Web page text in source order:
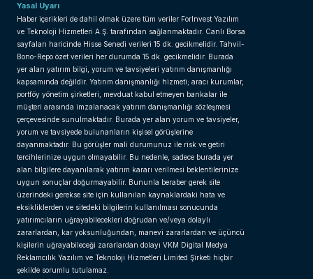
Yasal Uyarı
Haber içerikleri de dahil olmak üzere tüm veriler ForInvest Yazılım
ve Teknoloji Hizmetleri A.Ş. tarafından sağlanmaktadır. Canlı Borsa
sayfaları haricinde Hisse Senedi verileri 15 dk. gecikmelidir. Tahvil-
Bono-Repo özet verileri her durumda 15 dk. gecikmelidir. Burada
yer alan yatırım bilgi, yorum ve tavsiyeleri yatırım danışmanlığı
kapsamında değildir. Yatırım danışmanlığı hizmeti; aracı kurumlar,
portföy yönetim şirketleri, mevduat kabul etmeyen bankalar ile
müşteri arasında imzalanacak yatırım danışmanlığı sözleşmesi
çerçevesinde sunulmaktadır. Burada yer alan yorum ve tavsiyeler,
yorum ve tavsiyede bulunanların kişisel görüşlerine
dayanmaktadır. Bu görüşler mali durumunuz ile risk ve getiri
tercihlerinize uygun olmayabilir. Bu nedenle, sadece burada yer
alan bilgilere dayanılarak yatırım kararı verilmesi beklentilerinize
uygun sonuçlar doğurmayabilir. Bununla beraber gerek site
üzerindeki gerekse site için kullanılan kaynaklardaki hata ve
eksikliklerden ve sitedeki bilgilerin kullanılması sonucunda
yatırımcıların uğrayabilecekleri doğrudan ve/veya dolaylı
zararlardan, kar yoksunluğundan, manevi zararlardan ve üçüncü
kişilerin uğrayabileceği zararlardan dolayı VKM Digital Medya
Reklamcılık Yazılım ve Teknoloji Hizmetleri Limited Şirketi hiçbir
şekilde sorumlu tutulamaz.